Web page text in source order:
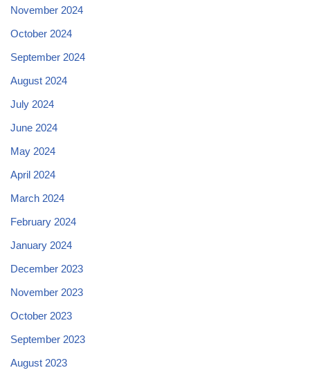
November 2024
October 2024
September 2024
August 2024
July 2024
June 2024
May 2024
April 2024
March 2024
February 2024
January 2024
December 2023
November 2023
October 2023
September 2023
August 2023